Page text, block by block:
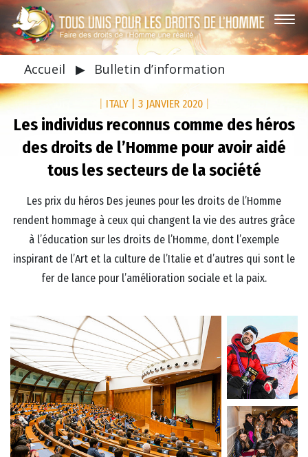
Accueil ▶ Bulletin d’information
ITALY 3 JANVIER 2020
Les individus reconnus comme des héros
des droits de l’Homme pour avoir aidé
tous les secteurs de la société
Les prix du héros Des jeunes pour les droits de l’Homme
rendent hommage à ceux qui changent la vie des autres grâce
à l’éducation sur les droits de l’Homme, dont l’exemple
inspirant de l’Art et la culture de l’Italie et d’autres qui sont le
fer de lance pour l’amélioration sociale et la paix.